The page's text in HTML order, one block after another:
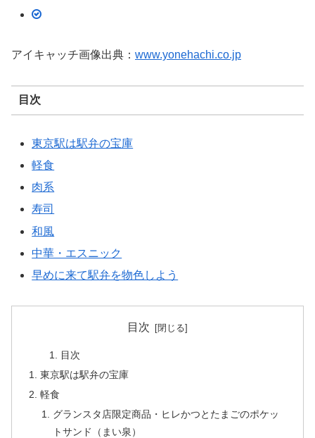
アイキャッチ画像出典： www.yonehachi.co.jp
目次
東京駅は駅弁の宝庫
軽食
肉系
寿司
和風
中華・エスニック
早めに来て駅弁を物色しよう
目次
目次
東京駅は駅弁の宝庫
軽食
グランスタ店限定商品・ヒレかつとたまごのポケッ
トサンド（まい泉）